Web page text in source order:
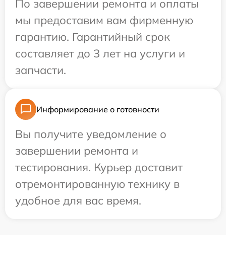
По завершении ремонта и оплаты
мы предоставим вам фирменную
гарантию. Гарантийный срок
составляет до 3 лет на услуги и
запчасти.
Информирование о готовности
Вы получите уведомление о
завершении ремонта и
тестирования. Курьер доставит
отремонтированную технику в
удобное для вас время.